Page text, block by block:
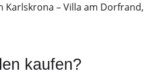
Karlskrona – Villa am Dorfrand,
kaufen?